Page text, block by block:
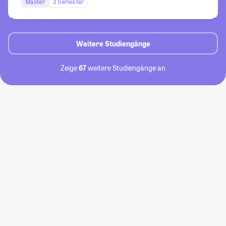
Weitere Studiengänge
Zeige67weitere Studiengänge an